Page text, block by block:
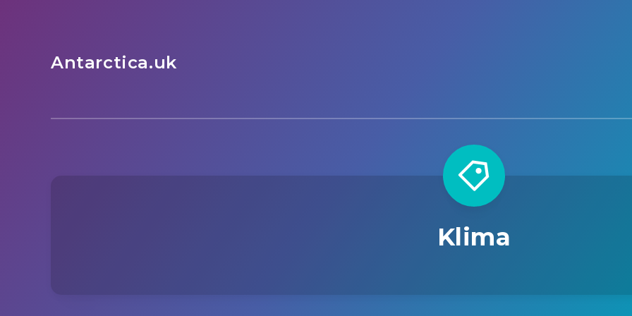
Antarctica.uk
Klima